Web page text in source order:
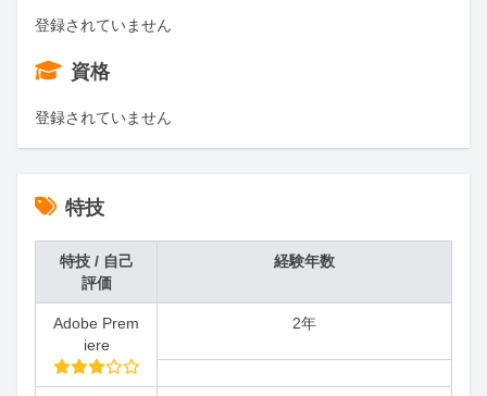
登録されていません
資格
登録されていません
特技
特技 / 自己
評価
経験年数
Adobe Prem
iere
2年